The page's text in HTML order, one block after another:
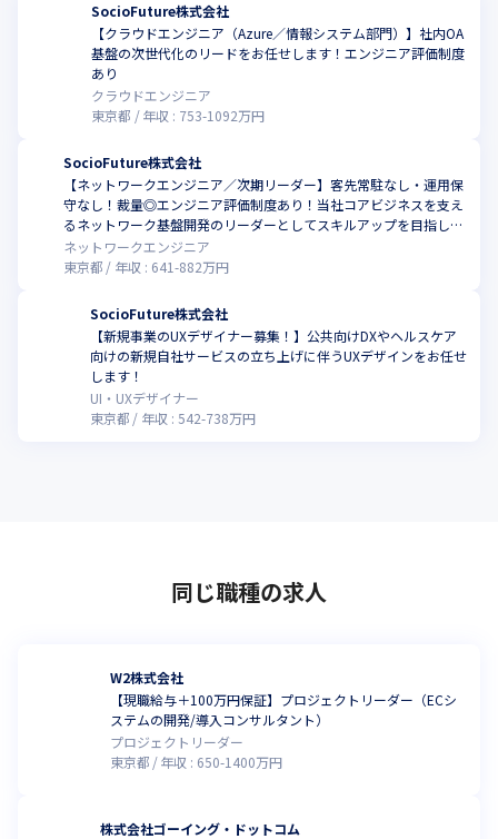
アプリなど）においても不足しているところがあり、今回の募集
も経験者採用で体制の強化を図っている事が背景にあります。あ
なたのスキルや経験を活かしていただきたいと思っております。
コールセンター事業及びシステム開発事業を行う会社が競合とし
て考えられますが、上記記載の通り直接的な競争とならないサー
ビスを目指しています。
SocioFuture株式会社
【クラウドエンジニア（Azure／情報システム部門）】社内OA
基盤の次世代化のリードをお任せします！エンジニア評価制度
あり
クラウドエンジニア
東京都
年収 : 753-1092万円
SocioFuture株式会社
【ネットワークエンジニア／次期リーダー】客先常駐なし・運用保
守なし！裁量◎エンジニア評価制度あり！当社コアビジネスを支え
るネットワーク基盤開発のリーダーとしてスキルアップを目指しま
せんか？インフラエンジニアとして成長したい方も大歓迎！
ネットワークエンジニア
東京都
年収 : 641-882万円
SocioFuture株式会社
【新規事業のUXデザイナー募集！】公共向けDXやヘルスケア
向けの新規自社サービスの立ち上げに伴うUXデザインをお任せ
します！
UI・UXデザイナー
東京都
年収 : 542-738万円
同じ職種の求人
W2株式会社
【現職給与＋100万円保証】プロジェクトリーダー（ECシ
ステムの開発/導入コンサルタント）
プロジェクトリーダー
東京都
年収 : 650-1400万円
株式会社ゴーイング・ドットコム